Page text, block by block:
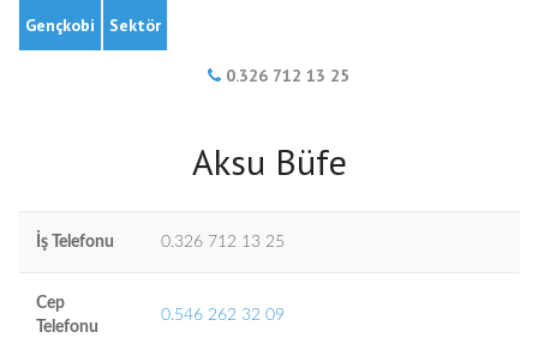
Gençkobi Sektör
0.326 712 13 25
Aksu Büfe
İş Telefonu 0.326 712 13 25
Cep
Telefonu
0.546 262 32 09